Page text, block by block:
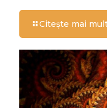
Citește mai